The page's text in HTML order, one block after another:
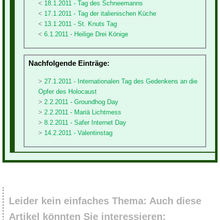
18.1.2011 - Tag des Schneemanns
17.1.2011 - Tag der italienischen Küche
13.1.2011 - St. Knuts Tag
6.1.2011 - Heilige Drei Könige
Nachfolgende Einträge:
27.1.2011 - Internationalen Tag des Gedenkens an die
Opfer des Holocaust
2.2.2011 - Groundhog Day
2.2.2011 - Mariä Lichtmess
8.2.2011 - Safer Internet Day
14.2.2011 - Valentinstag
Leider kein einfaches Thema: Auch diese
Artikel könnten Sie interessieren: